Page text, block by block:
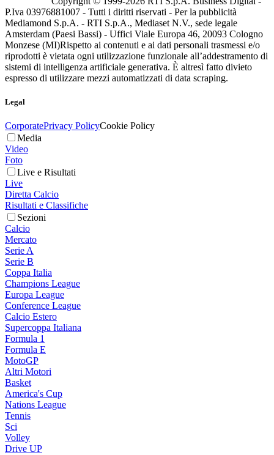
P.Iva 03976881007 - Tutti i diritti riservati - Per la pubblicità
Mediamond S.p.A. - RTI S.p.A., Mediaset N.V., sede legale
Amsterdam (Paesi Bassi) - Uffici Viale Europa 46, 20093 Cologno
Monzese (MI)Rispetto ai contenuti e ai dati personali trasmessi e/o
riprodotti è vietata ogni utilizzazione funzionale all’addestramento di
sistemi di intelligenza artificiale generativa. È altresì fatto divieto
espresso di utilizzare mezzi automatizzati di data scraping.
Legal
CorporatePrivacy PolicyCookie Policy
Media
Video
Foto
Live e Risultati
Live
Diretta Calcio
Risultati e Classifiche
Sezioni
Calcio
Mercato
Serie A
Serie B
Coppa Italia
Champions League
Europa League
Conference League
Calcio Estero
Supercoppa Italiana
Formula 1
Formula E
MotoGP
Altri Motori
Basket
America's Cup
Nations League
Tennis
Sci
Volley
Drive UP